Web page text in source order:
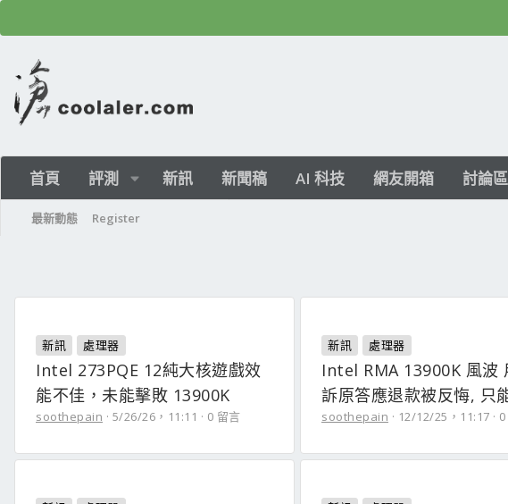
首頁 評測 新訊 新聞稿 AI 科技 網友開箱 討論區
最新動態 Register
新訊 處理器
Intel 273PQE 12純大核遊戲效
能不佳，未能擊敗 13900K
soothepain 5/26/26，11:11 0 留言
新訊 處理器
Intel RMA 13900K 風波
訴原答應退款被反悔, 只
soothepain 12/12/25，11:17